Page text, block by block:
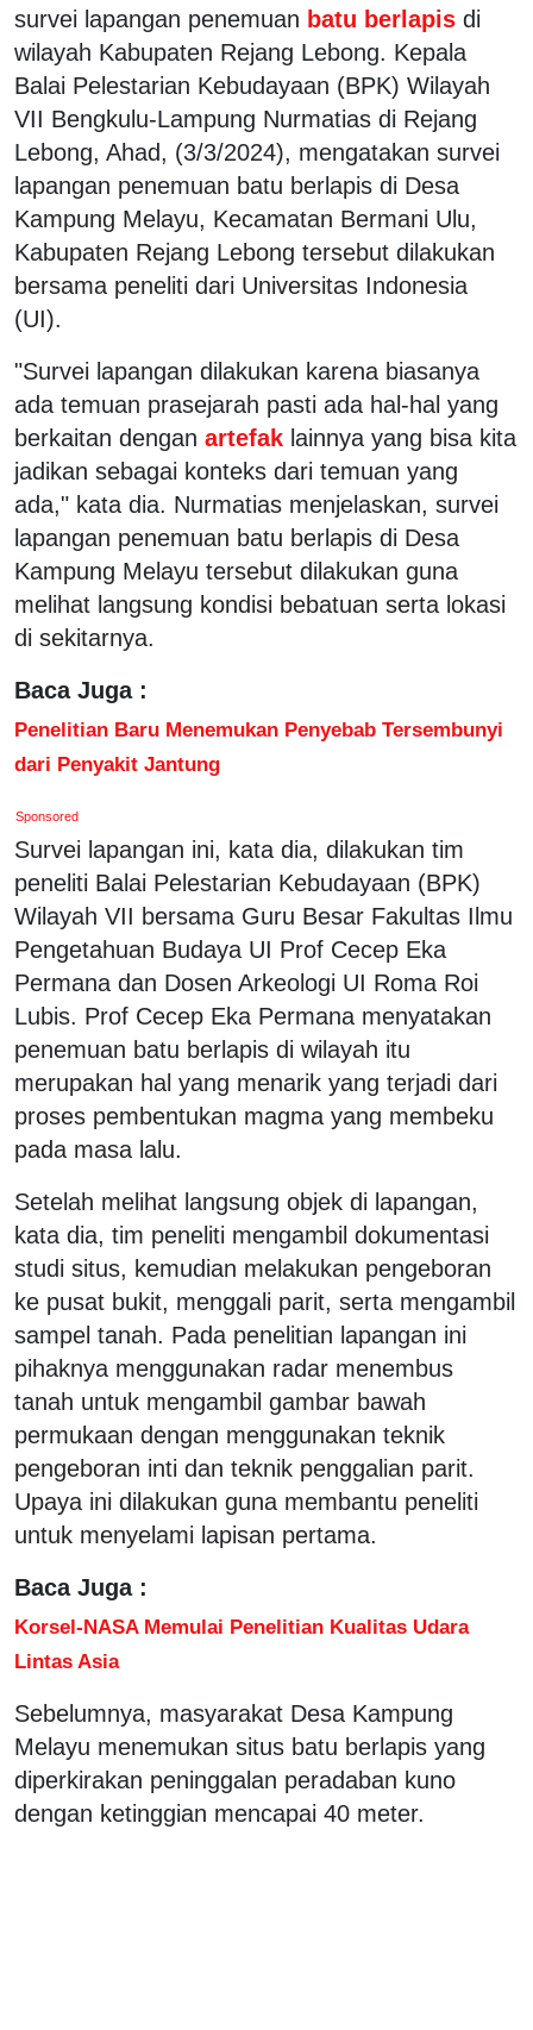
survei lapangan penemuan batu berlapis di
wilayah Kabupaten Rejang Lebong. Kepala
Balai Pelestarian Kebudayaan (BPK) Wilayah
VII Bengkulu-Lampung Nurmatias di Rejang
Lebong, Ahad, (3/3/2024), mengatakan survei
lapangan penemuan batu berlapis di Desa
Kampung Melayu, Kecamatan Bermani Ulu,
Kabupaten Rejang Lebong tersebut dilakukan
bersama peneliti dari Universitas Indonesia
(UI).
"Survei lapangan dilakukan karena biasanya
ada temuan prasejarah pasti ada hal-hal yang
berkaitan dengan artefak lainnya yang bisa kita
jadikan sebagai konteks dari temuan yang
ada," kata dia. Nurmatias menjelaskan, survei
lapangan penemuan batu berlapis di Desa
Kampung Melayu tersebut dilakukan guna
melihat langsung kondisi bebatuan serta lokasi
di sekitarnya.
Baca Juga :
Penelitian Baru Menemukan Penyebab Tersembunyi
dari Penyakit Jantung
Sponsored
Survei lapangan ini, kata dia, dilakukan tim
peneliti Balai Pelestarian Kebudayaan (BPK)
Wilayah VII bersama Guru Besar Fakultas Ilmu
Pengetahuan Budaya UI Prof Cecep Eka
Permana dan Dosen Arkeologi UI Roma Roi
Lubis. Prof Cecep Eka Permana menyatakan
penemuan batu berlapis di wilayah itu
merupakan hal yang menarik yang terjadi dari
proses pembentukan magma yang membeku
pada masa lalu.
Setelah melihat langsung objek di lapangan,
kata dia, tim peneliti mengambil dokumentasi
studi situs, kemudian melakukan pengeboran
ke pusat bukit, menggali parit, serta mengambil
sampel tanah. Pada penelitian lapangan ini
pihaknya menggunakan radar menembus
tanah untuk mengambil gambar bawah
permukaan dengan menggunakan teknik
pengeboran inti dan teknik penggalian parit.
Upaya ini dilakukan guna membantu peneliti
untuk menyelami lapisan pertama.
Baca Juga :
Korsel-NASA Memulai Penelitian Kualitas Udara
Lintas Asia
Sebelumnya, masyarakat Desa Kampung
Melayu menemukan situs batu berlapis yang
diperkirakan peninggalan peradaban kuno
dengan ketinggian mencapai 40 meter.